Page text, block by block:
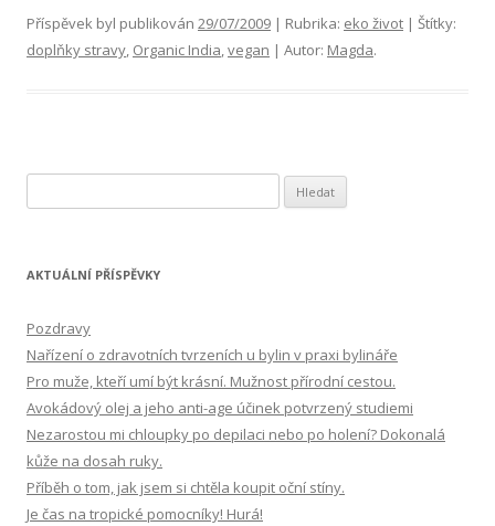
Příspěvek byl publikován 29/07/2009 | Rubrika: eko život | Štítky:
doplňky stravy, Organic India,vegan | Autor: Magda.
y
l
d
á
v
á
n
í
AKTUÁLNÍ PŘÍSPĚVKY
Pozdravy
Nařízení o zdravotních tvrzeních u bylin v praxi bylináře
Pro muže, kteří umí být krásní. Mužnost přírodní cestou.
Avokádový olej a jeho anti-age účinek potvrzený studiemi
Nezarostou mi chloupky po depilaci nebo po holení? Dokonalá
kůže na dosah ruky.
Příběh o tom, jak jsem si chtěla koupit oční stíny.
Je čas na tropické pomocníky! Hurá!